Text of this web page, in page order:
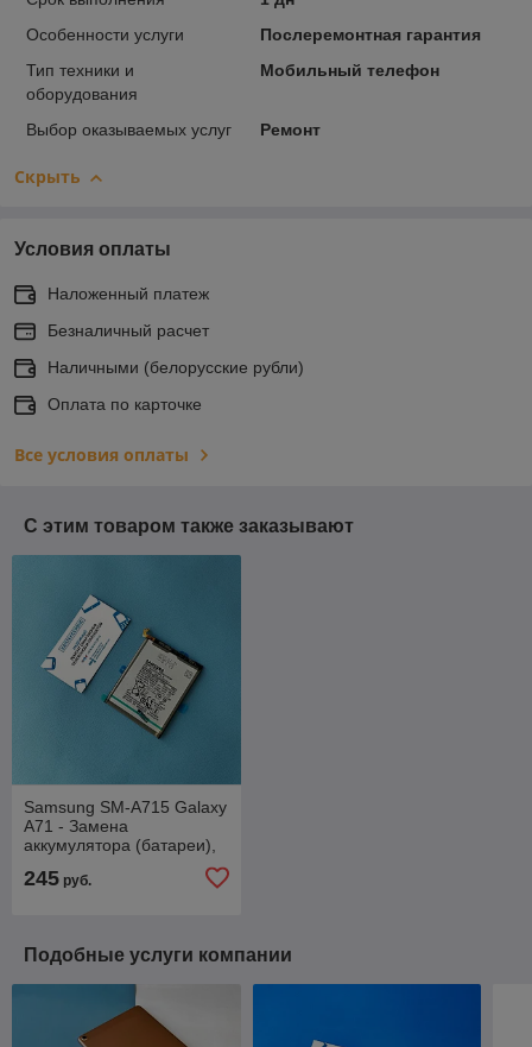
Особенности услуги
Послеремонтная гарантия
Тип техники и
оборудования
Мобильный телефон
Выбор оказываемых услуг Ремонт
Скрыть
Условия оплаты
Наложенный платеж
Безналичный расчет
Наличными (белорусские рубли)
Оплата по карточке
Все условия оплаты
С этим товаром также заказывают
Samsung SM-A715 Galaxy
A71 - Замена
аккумулятора (батареи),
245 руб.
Подобные услуги компании